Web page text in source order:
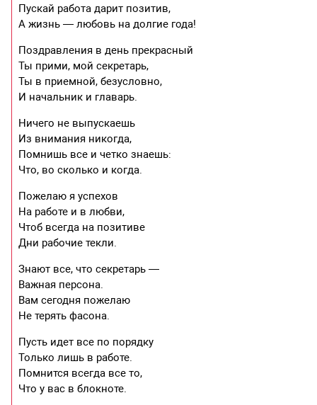
Пускай работа дарит позитив,
А жизнь — любовь на долгие года!
Поздравления в день прекрасный
Ты прими, мой секретарь,
Ты в приемной, безусловно,
И начальник и главарь.
Ничего не выпускаешь
Из внимания никогда,
Помнишь все и четко знаешь:
Что, во сколько и когда.
Пожелаю я успехов
На работе и в любви,
Чтоб всегда на позитиве
Дни рабочие текли.
Знают все, что секретарь —
Важная персона.
Вам сегодня пожелаю
Не терять фасона.
Пусть идет все по порядку
Только лишь в работе.
Помнится всегда все то,
Что у вас в блокноте.